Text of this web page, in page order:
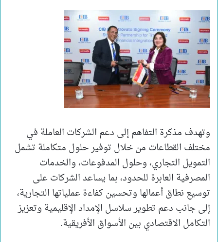
وتهدف مذكرة التفاهم إلى دعم الشركات العاملة في
مختلف القطاعات من خلال توفير حلول متكاملة تشمل
التمويل التجاري، وحلول المدفوعات، والخدمات
المصرفية العابرة للحدود، بما يساعد الشركات على
توسيع نطاق أعمالها وتحسين كفاءة عملياتها التجارية،
إلى جانب دعم تطوير سلاسل الإمداد الإقليمية وتعزيز
التكامل الاقتصادي بين الأسواق الأفريقية.